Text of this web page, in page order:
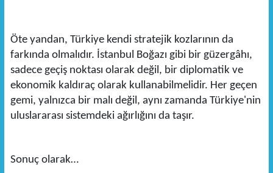
Öte yandan, Türkiye kendi stratejik kozlarının da
farkında olmalıdır. İstanbul Boğazı gibi bir güzergâhı,
sadece geçiş noktası olarak değil, bir diplomatik ve
ekonomik kaldıraç olarak kullanabilmelidir. Her geçen
gemi, yalnızca bir malı değil, aynı zamanda Türkiye'nin
uluslararası sistemdeki ağırlığını da taşır.
Sonuç olarak…